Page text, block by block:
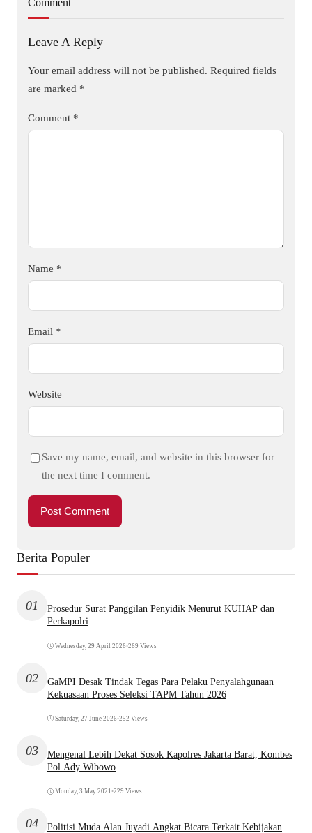
Leave A Reply
Your email address will not be published. Required fields
are marked *
Comment *
Name *
Email *
Website
Save my name, email, and website in this browser for
the next time I comment.
Berita Populer
01
Prosedur Surat Panggilan Penyidik Menurut KUHAP dan
Perkapolri
Wednesday, 29 April 2026•269 Views
02
GaMPI Desak Tindak Tegas Para Pelaku Penyalahgunaan
Kekuasaan Proses Seleksi TAPM Tahun 2026
Saturday, 27 June 2026•252 Views
03
Mengenal Lebih Dekat Sosok Kapolres Jakarta Barat, Kombes
Pol Ady Wibowo
Monday, 3 May 2021 •229 Views
04
Politisi Muda Alan Juyadi Angkat Bicara Terkait Kebijakan